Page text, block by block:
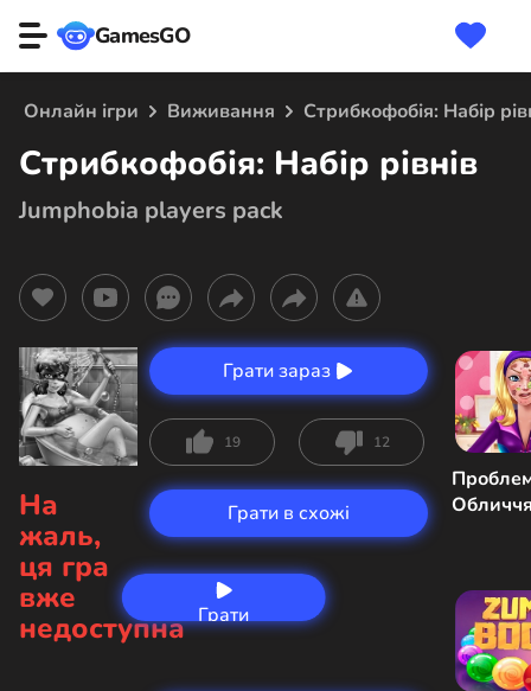
GamesGO
Онлайн ігри Виживання Стрибкофобія: Набір
Стрибкофобія: Набір рівнів
Jumphobia players pack
Грати
Грати зараз
19 12
На
жаль,
ця гра
вже
недоступна
Грати в схожі